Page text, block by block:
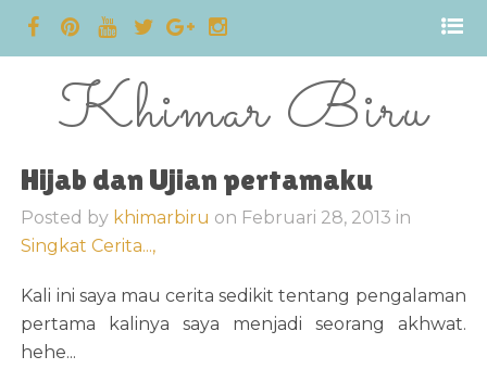
Khimar Biru
Hijab dan Ujian pertamaku
Posted by khimarbiru on Februari 28, 2013 in
Singkat Cerita...,
Kali ini saya mau cerita sedikit tentang pengalaman
pertama kalinya saya menjadi seorang akhwat.
hehe...